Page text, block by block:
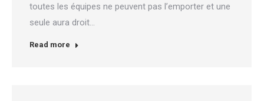
toutes les équipes ne peuvent pas l’emporter et une
seule aura droit…
Read more